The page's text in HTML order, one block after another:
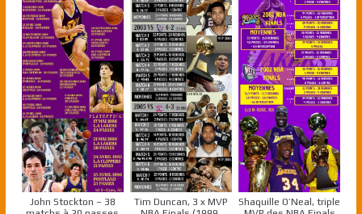
John Stockton – 38
Tim Duncan, 3 x MVP
Shaquille O’Neal, triple